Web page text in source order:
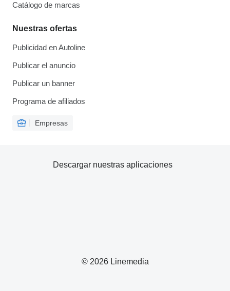
Catálogo de marcas
Nuestras ofertas
Publicidad en Autoline
Publicar el anuncio
Publicar un banner
Programa de afiliados
Empresas
© 2026 Linemedia
Descargar nuestras aplicaciones